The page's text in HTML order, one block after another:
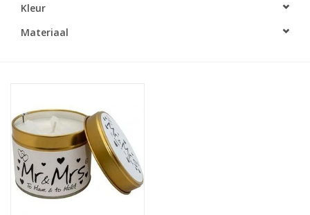
LED Kaarsen
Huisparfums
Sale
Kleur
Materiaal